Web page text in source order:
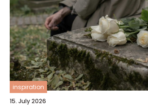
inspiration
15. July 2026